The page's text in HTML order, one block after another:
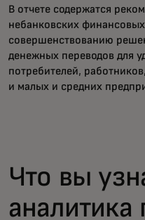
В отчете содержатся
небанковских
совершенствованию
денежных переводов для
потребителей,
и малых и средних
Что вы
аналитика